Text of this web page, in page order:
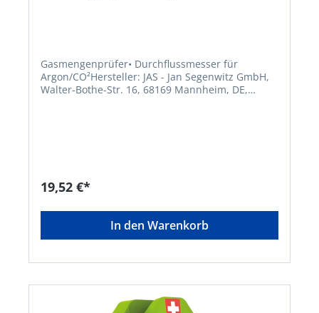
Gasmengenprüfer• Durchflussmesser für
Argon/CO²Hersteller: JAS - Jan Segenwitz GmbH,
Walter-Bothe-Str. 16, 68169 Mannheim, DE,
19,52 €*
In den Warenkorb